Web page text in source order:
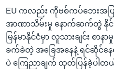
EU ကလည်း ကိုဗစ်ကပ်ဘေးအပြ
အာဏာသိမ်းမှု နောက်ဆက်တွဲ နိုင်
မြန်မာနိုင်ငံမှာ လူသားချင်း စ
ခက်ခဲတဲ့ အခြေအနေနဲ့ ရင်ဆိုင်နေ
ပဲ ကြေညာချက် ထုတ်ပြန်ခဲ့ပါတယ်